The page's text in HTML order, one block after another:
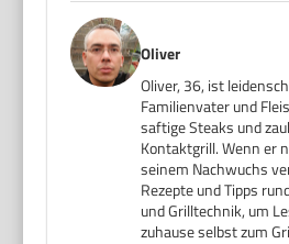
Oliver
Oliver, 36, ist
Familienvater und
saftige Steaks und
Kontaktgrill. Wenn er
seinem Nachwuchs
Rezepte und Tipps
und Grilltechnik, um
zuhause selbst zum